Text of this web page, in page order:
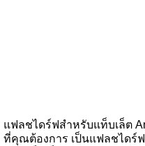
แฟลชไดร์ฟสำหรับแท็บเล็ต
ที่คุณต้องการ เป็นแฟลชไดร์ฟ